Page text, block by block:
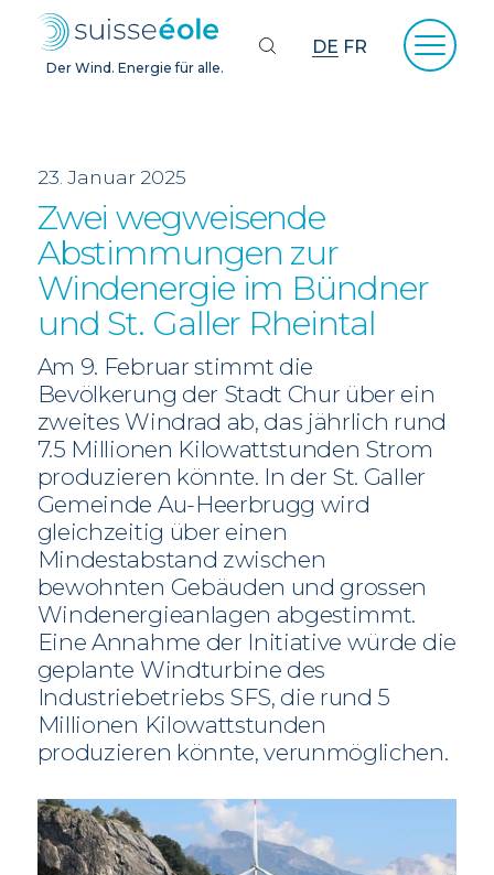
Der Wind. Energie für alle.
DE FR
23. Januar 2025
Zwei wegweisende
Abstimmungen zur
Windenergie im Bündner
und St. Galler Rheintal
Am 9. Februar stimmt die
Bevölkerung der Stadt Chur über ein
zweites Windrad ab, das jährlich rund
7.5 Millionen Kilowattstunden Strom
produzieren könnte. In der St. Galler
Gemeinde Au-Heerbrugg wird
gleichzeitig über einen
Mindestabstand zwischen
bewohnten Gebäuden und grossen
Windenergieanlagen abgestimmt.
Eine Annahme der Initiative würde die
geplante Windturbine des
Industriebetriebs SFS, die rund 5
Millionen Kilowattstunden
produzieren könnte, verunmöglichen.